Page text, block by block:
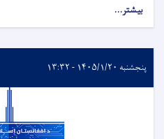
بیشتر...
پنجشنبه ۱۴۰۵/۱/۲۰ - ۱۳:۳۲